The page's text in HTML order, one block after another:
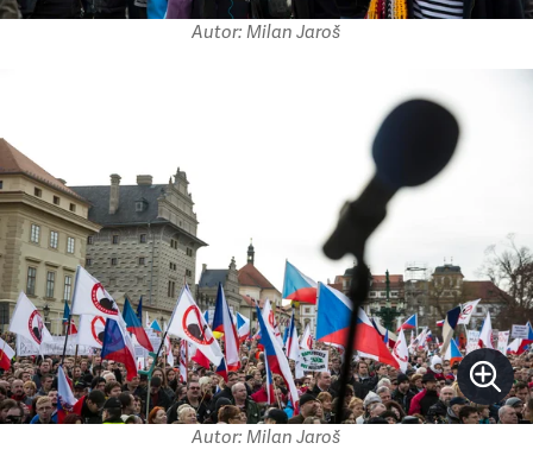
Autor: Milan Jaroš
Autor: Milan Jaroš